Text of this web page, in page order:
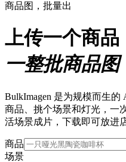
商品图，批量出
上传一个商品
一整批商品图
BulkImagen 是为规模而生
商品、挑个场景和灯光，
活场景成片，下载即可放进
商品
场景